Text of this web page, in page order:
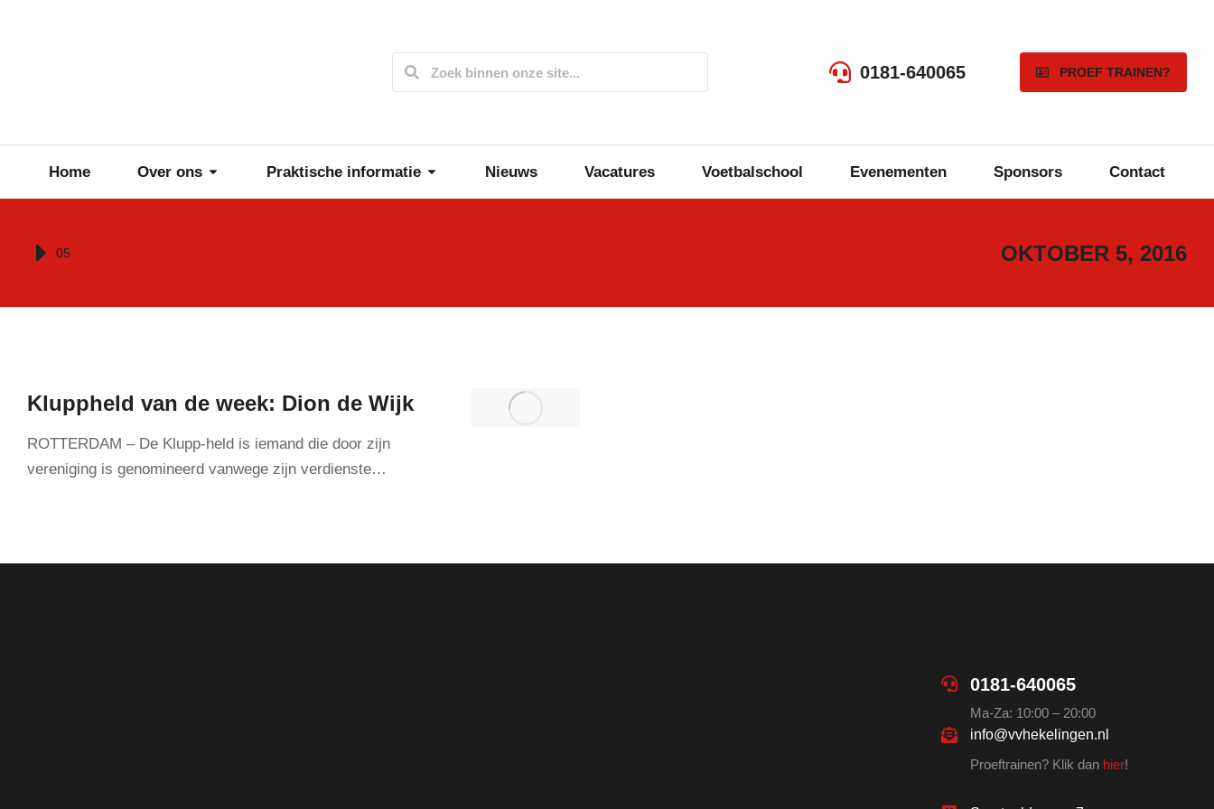
0181-640065 PROEF TRAINEN?
Home Over ons Praktische informatie Nieuws Vacatures Voetbalschool Evenementen Sponsors Contact
Je bent hier:
05 OKTOBER 5, 2016
Kluppheld van de week: Dion de Wijk
ROTTERDAM – De Klupp-held is iemand die door zijn
vereniging is genomineerd vanwege zijn verdienste…
0181-640065
Ma-Za: 10:00 – 20:00
info@vvhekelingen.nl
Proeftrainen? Klik dan hier!